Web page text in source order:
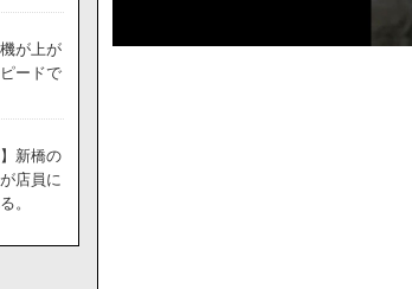
が上が
ードで
新橋の
店員に
。